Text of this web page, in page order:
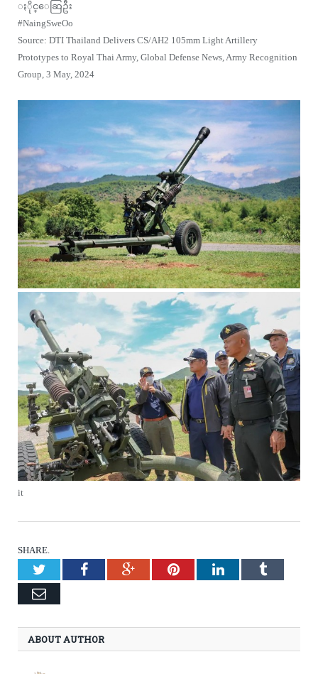
ႏိုင္ေဆြဦး
#NaingSweOo
Source: DTI Thailand Delivers CS/AH2 105mm Light Artillery
Prototypes to Royal Thai Army, Global Defense News, Army Recognition
Group, 3 May, 2024
it
SHARE.
TwitterFacebookGoogle+PinterestLinkedInTumblr
Email
ABOUT AUTHOR